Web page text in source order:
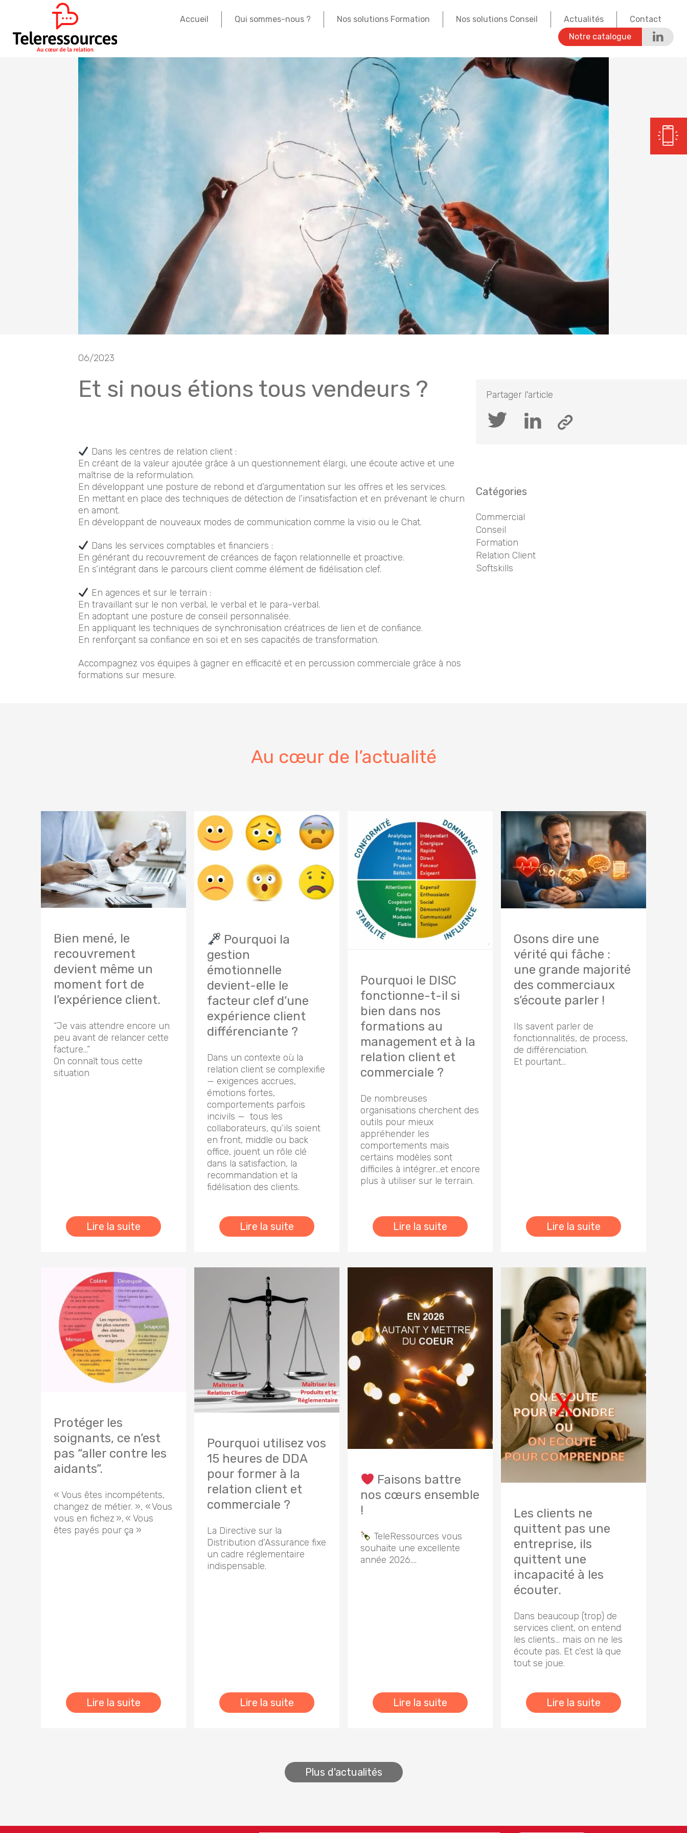
Accueil Qui sommes-nous ? Nos solutions Formation Nos solutions Conseil Actualités
Contact
Notre catalogue
06/2023
Et si nous étions tous vendeurs ?
Dans les centres de relation client :
En créant de la valeur ajoutée grâce à un questionnement élargi, une écoute active et une
maîtrise de la reformulation.
En développant une posture de rebond et d’argumentation sur les offres et les services.
En mettant en place des techniques de détection de l’insatisfaction et en prévenant le churn
en amont.
En développant de nouveaux modes de communication comme la visio ou le Chat.
Dans les services comptables et financiers :
En générant du recouvrement de créances de façon relationnelle et proactive.
En s’intégrant dans le parcours client comme élément de fidélisation clef.
En agences et sur le terrain :
En travaillant sur le non verbal, le verbal et le para-verbal.
En adoptant une posture de conseil personnalisée.
En appliquant les techniques de synchronisation créatrices de lien et de confiance.
En renforçant sa confiance en soi et en ses capacités de transformation.
Accompagnez vos équipes à gagner en efficacité et en percussion commerciale grâce à nos
formations sur mesure.
Partager l'article
Catégories
Commercial
Conseil
Formation
Relation Client
Softskills
Au cœur de l’actualité
Bien mené, le
recouvrement
devient même un
moment fort de
l’expérience client.
“Je vais attendre encore un
peu avant de relancer cette
facture…”
On connaît tous cette
situation
Lire la suite
Pourquoi la
gestion
émotionnelle
devient-elle le
facteur clef d’une
expérience client
différenciante ?
Dans un contexte où la
relation client se complexifie
— exigences accrues,
émotions fortes,
comportements parfois
incivils — tous les
collaborateurs, qu’ils soient
en front, middle ou back
office, jouent un rôle clé
dans la satisfaction, la
recommandation et la
fidélisation des clients.
Lire la suite
Pourquoi le DISC
fonctionne-t-il si
bien dans nos
formations au
management et à la
relation client et
commerciale ?
De nombreuses
organisations cherchent des
outils pour mieux
appréhender les
comportements mais
certains modèles sont
difficiles à intégrer…et encore
plus à utiliser sur le terrain.
Lire la suite
Osons dire une
vérité qui fâche :
une grande majorité
des commerciaux
s’écoute parler !
Ils savent parler de
fonctionnalités, de process,
de différenciation.
Et pourtant…
Lire la suite
Protéger les
soignants, ce n’est
pas “aller contre les
aidants”.
« Vous êtes incompétents,
changez de métier. », « Vous
vous en fichez », « Vous
êtes payés pour ça »
Lire la suite
Pourquoi utilisez vos
15 heures de DDA
pour former à la
relation client et
commerciale ?
La Directive sur la
Distribution d’Assurance fixe
un cadre réglementaire
indispensable.
Lire la suite
Faisons battre
nos cœurs ensemble
!
TeleRessources vous
souhaite une excellente
année 2026….
Lire la suite
Les clients ne
quittent pas une
entreprise, ils
quittent une
incapacité à les
écouter.
Dans beaucoup (trop) de
services client, on entend
les clients… mais on ne les
écoute pas. Et c’est là que
tout se joue.
Lire la suite
Plus d'actualités